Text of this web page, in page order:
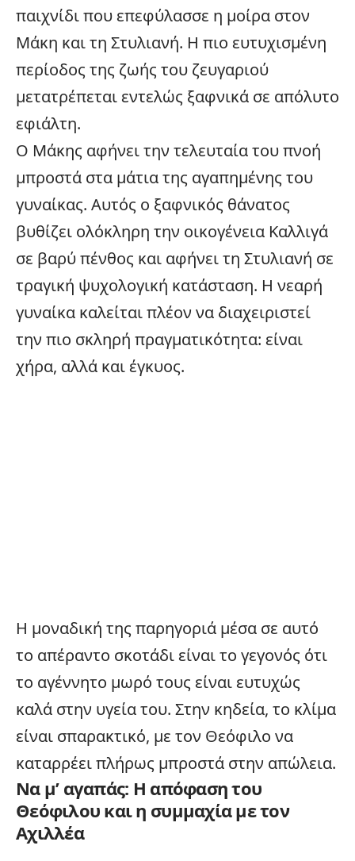
παιχνίδι που επεφύλασσε η μοίρα στον
Μάκη και τη Στυλιανή. Η πιο ευτυχισμένη
περίοδος της ζωής του ζευγαριού
μετατρέπεται εντελώς ξαφνικά σε απόλυτο
εφιάλτη.
Ο Μάκης αφήνει την τελευταία του πνοή
μπροστά στα μάτια της αγαπημένης του
γυναίκας. Αυτός ο ξαφνικός θάνατος
βυθίζει ολόκληρη την οικογένεια Καλλιγά
σε βαρύ πένθος και αφήνει τη Στυλιανή σε
τραγική ψυχολογική κατάσταση. Η νεαρή
γυναίκα καλείται πλέον να διαχειριστεί
την πιο σκληρή πραγματικότητα: είναι
χήρα, αλλά και έγκυος.
Η μοναδική της παρηγοριά μέσα σε αυτό
το απέραντο σκοτάδι είναι το γεγονός ότι
το αγέννητο μωρό τους είναι ευτυχώς
καλά στην υγεία του. Στην κηδεία, το κλίμα
είναι σπαρακτικό, με τον Θεόφιλο να
καταρρέει πλήρως μπροστά στην απώλεια.
Να μ’ αγαπάς: Η απόφαση του
Θεόφιλου και η συμμαχία με τον
Αχιλλέα